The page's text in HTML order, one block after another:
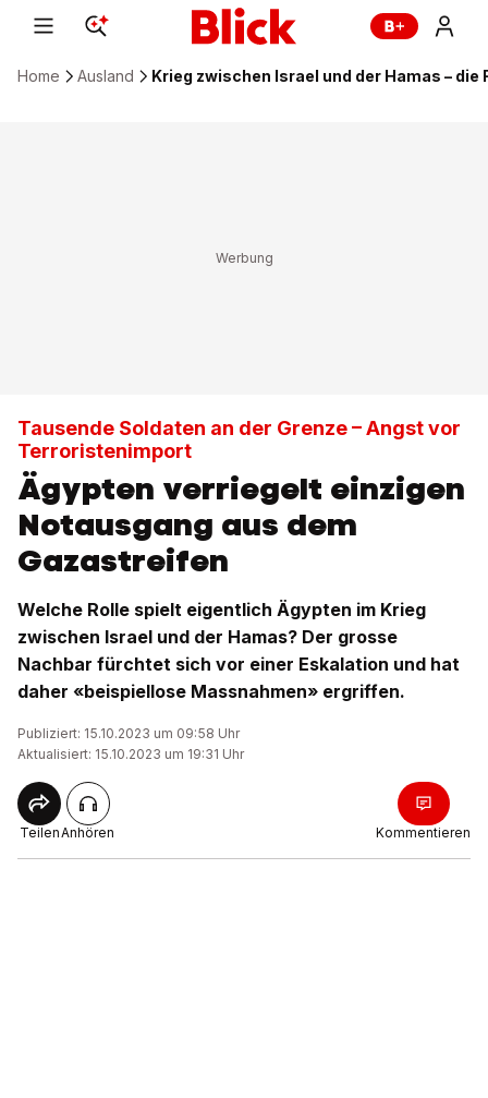
Home Ausland Krieg zwischen Israel und der Hamas – die
Tausende Soldaten an der Grenze – Angst vor
Terroristenimport
Ägypten verriegelt einzigen
Notausgang aus dem
Gazastreifen
Welche Rolle spielt eigentlich Ägypten im Krieg
zwischen Israel und der Hamas? Der grosse
Nachbar fürchtet sich vor einer Eskalation und hat
daher «beispiellose Massnahmen» ergriffen.
Publiziert: 15.10.2023 um 09:58 Uhr
Aktualisiert: 15.10.2023 um 19:31 Uhr
TeilenAnhören Kommentieren